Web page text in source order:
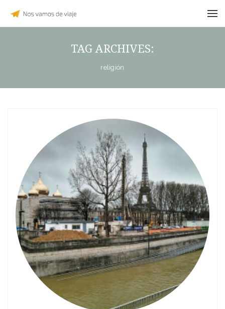
TAG ARCHIVES:
religión